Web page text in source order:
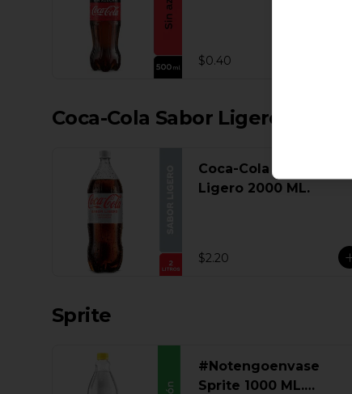
$0.40
Coca-Cola Sabor Ligero
Coca-Cola Sabor
Ligero 2000 ML.
$2.20
Sprite
#Notengoenvase
Sprite 1000 ML.